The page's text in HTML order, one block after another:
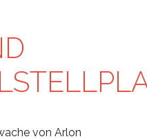
von Arlon